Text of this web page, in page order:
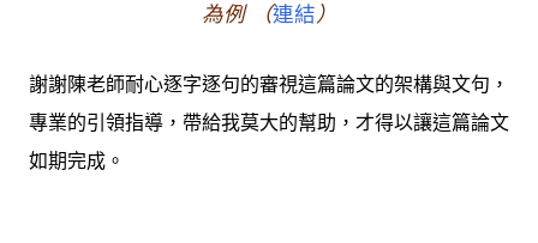
為例 （連結 ）
謝謝陳老師耐心逐字逐句的審視這篇論文的架構與文句，
專業的引領指導，帶給我莫大的幫助，才得以讓這篇論文
如期完成。